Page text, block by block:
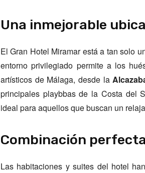
Una inmejorable
El Gran Hotel Miramar está a tan solo
entorno privilegiado permite a los
artísticos de Málaga, desde la
principales playbbas de la Costa del
ideal para aquellos que buscan un
Combinación
Las habitaciones y suites del hotel